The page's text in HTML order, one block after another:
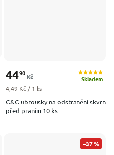
G&G ubrousky na odstranění skvrn
před praním 10 ks
Skladem
4490
Kč
Měrná cena:
4,49 Kč / 1 ks
–37 %